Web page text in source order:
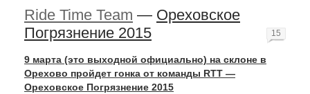
Ride Time Team — Ореховское
Погрязнение 2015
9 марта (это выходной официально) на склоне в
Орехово пройдет гонка от команды RTT —
Ореховское Погрязнение 2015
15